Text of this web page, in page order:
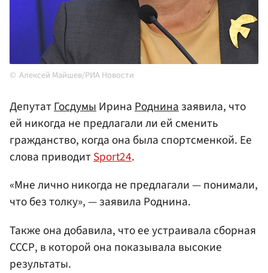
Алексей Майшев/РИА Новости
ДепутатГосдумыИринаРодниназаявила, что
ей никогда не предлагали ли ей сменить
гражданство, когда она была спортсменкой. Ее
слова приводитSport24.
«Мне лично никогда не предлагали — понимали,
что без толку», — заявила Роднина.
Также она добавила, что ее устраивала сборная
СССР, в которой она показывала высокие
результаты.